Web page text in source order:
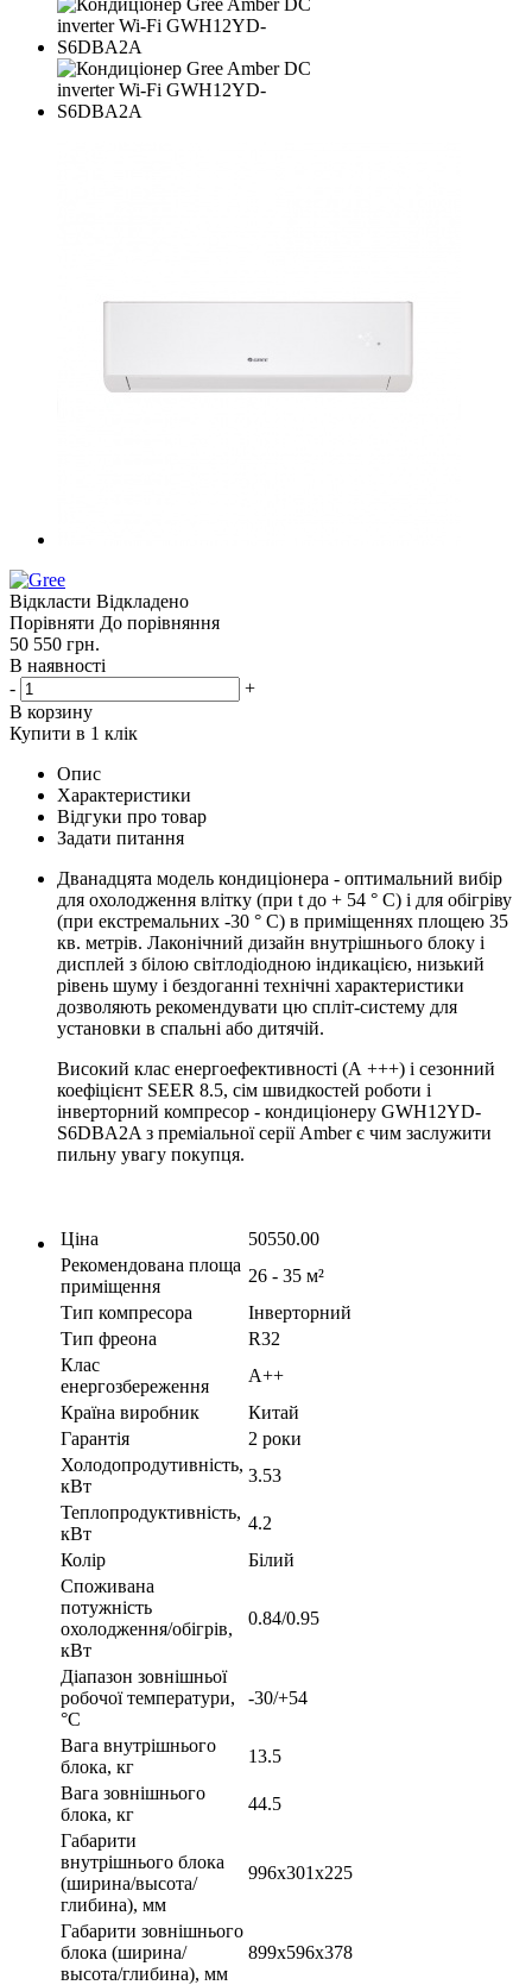
Відкласти Відкладено
Порівняти До порівняння
50 550 грн.
В наявності
-
+
В корзину
Купити в 1 клік
Опис
Характеристики
Відгуки про товар
Задати питання
Дванадцята модель кондиціонера - оптимальний вибір
для охолодження влітку (при t до + 54 ° С) і для обігріву
(при екстремальних -30 ° С) в приміщеннях площею 35
кв. метрів. Лаконічний дизайн внутрішнього блоку і
дисплей з білою світлодіодною індикацією, низький
рівень шуму і бездоганні технічні характеристики
дозволяють рекомендувати цю спліт-систему для
установки в спальні або дитячій.
Високий клас енергоефективності (А +++) і сезонний
коефіцієнт SEER 8.5, сім швидкостей роботи і
інверторний компресор - кондиціонеру GWH12YD-
S6DBA2A з преміальної серії Amber є чим заслужити
пильну увагу покупця.
Ціна
50550.00
Рекомендована площа
приміщення
26 - 35 м²
Тип компресора
Інверторний
Тип фреона
R32
Клас
енергозбереження
A++
Країна виробник
Китай
Гарантія
2 роки
Холодопродутивність,
кВт
3.53
Теплопродуктивність,
кВт
4.2
Колір
Білий
Споживана
потужність
охолодження/обігрів,
кВт
0.84/0.95
Діапазон зовнішньої
робочої температури,
°С
-30/+54
Вага внутрішнього
блока, кг
13.5
Вага зовнішнього
блока, кг
44.5
Габарити
внутрішнього блока
(ширина/высота/
глибина), мм
996x301x225
Габарити зовнішнього
блока (ширина/
высота/глибина), мм
899x596x378